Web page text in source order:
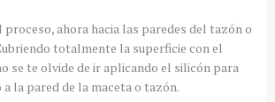
proceso, ahora hacia las paredes del tazón o
totalmente la superficie con el
se te olvide de ir aplicando el silicón para
a la pared de la maceta o tazón.